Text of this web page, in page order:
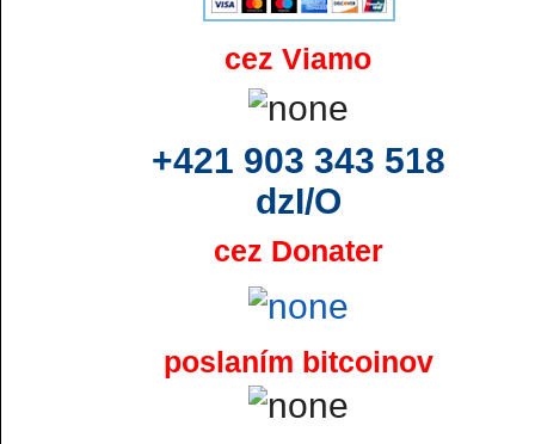
cez Viamo
+421 903 343 518
dzI/O
cez Donater
poslaním bitcoinov